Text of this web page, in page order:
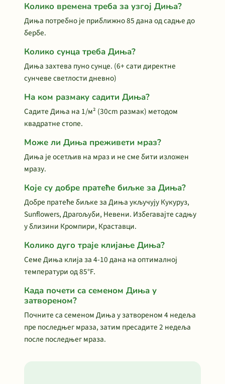
Колико времена треба за узгој Диња?
Диња потребно је приближно 85 дана од садње до
бербе.
Колико сунца треба Диња?
Диња захтева пуно сунце. (6+ сати директне
сунчеве светлости дневно)
На ком размаку садити Диња?
Садите Диња на 1/м² (30cm размак) методом
квадратне стопе.
Може ли Диња преживети мраз?
Диња је осетљив на мраз и не сме бити изложен
мразу.
Које су добре пратеће биљке за Диња?
Добре пратеће биљке за Диња укључују Кукуруз,
Sunflowers, Драгољуби, Невени. Избегавајте садњу
у близини Кромпири, Краставци.
Колико дуго траје клијање Диња?
Семе Диња клија за 4-10 дана на оптималној
температури од 85°F.
Када почети са семеном Диња у
затвореном?
Почните са семеном Диња у затвореном 4 недеља
пре последњег мраза, затим пресадите 2 недеља
после последњег мраза.